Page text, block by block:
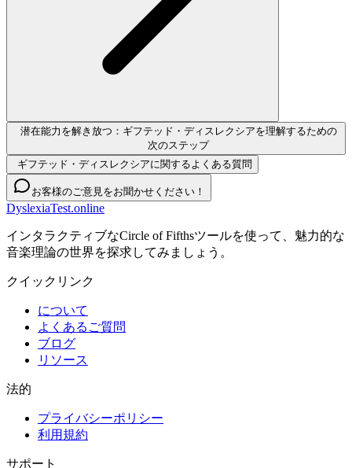
潜在能力を解き放つ：ギフテッド・ディスレクシアを理解するための
次のステップ
ギフテッド・ディスレクシアに関するよくある質問
お客様のご意見をお聞かせください！
DyslexiaTest.online
インタラクティブなCircle of Fifthsツールを使って、魅力的な
音楽理論の世界を探求してみましょう。
クイックリンク
について
よくあるご質問
ブログ
リソース
法的
プライバシーポリシー
利用規約
サポート